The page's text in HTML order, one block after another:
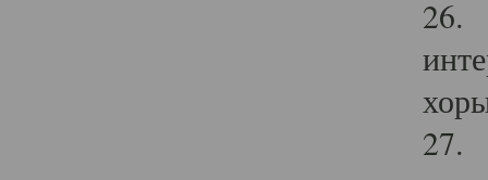
26.
27.